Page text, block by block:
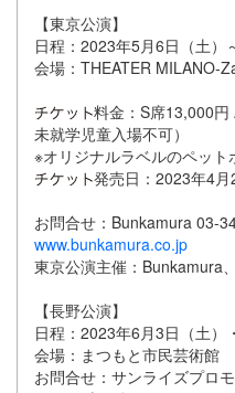
【東京公演】
日程：2023年5月6日（土）
会場：THEATER MILANO-
料金：S席13,000円
未就学児童入場不可）
※オリジナルラベルのペット
発売日：2023年4
お問合せ：Bunkamura 03-
www.bunkamura.co.jp
東京公演主催：Bunkamura
【長野公演】
日程：2023年6月3日（土）
会場：まつもと市民芸術館
お問合せ：サンライズプロ